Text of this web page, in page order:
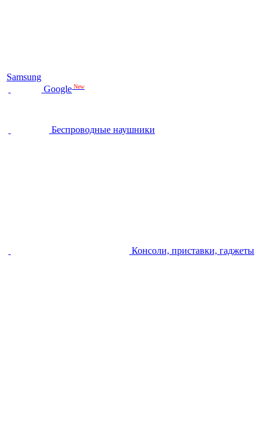
Samsung
Google New
Беспроводные наушники
Консоли, приставки, гаджеты